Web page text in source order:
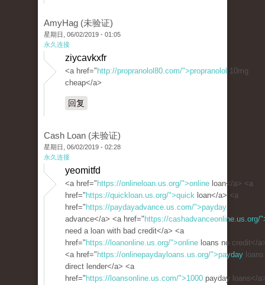
AmyHag (未验证)
星期日, 06/02/2019 - 01:05
永久连接
ziycavkxfr
<a href=" http://propranolol80.com/">propranolol 10mg
cheap</a>
回复
Cash Loan (未验证)
星期日, 06/02/2019 - 02:28
永久连接
yeomitfd
<a href=" https://onlineloan.us.org/">online loan</a> <a
href=" https://quickloan.us.org/">quick loan</a> <a
href=" https://paydayadvance.us.com/">payday
advance</a> <a href=" https://cashadvanceonline.us.org/
need a loan with bad credit</a> <a
href=" https://loanonline.us.org/">online loans no credit</
<a href=" https://onlinepaydayloans.us.org/">payday loans
direct lender</a> <a
href=" https://loansonline.us.com/">1000 payday loans</